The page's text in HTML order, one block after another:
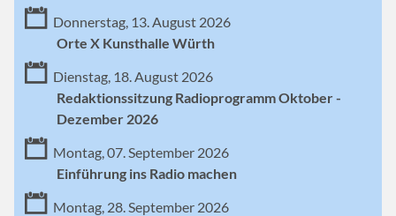
Donnerstag, 13. August 2026
Orte X Kunsthalle Würth
Dienstag, 18. August 2026
Redaktionssitzung Radioprogramm Oktober -
Dezember 2026
Montag, 07. September 2026
Einführung ins Radio machen
Montag, 28. September 2026